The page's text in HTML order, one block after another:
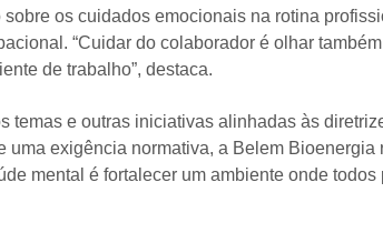
os cuidados emocionais na rotina
“Cuidar do colaborador é olhar
de trabalho”, destaca.
temas e outras iniciativas alinhadas às
exigência normativa, a Belem
mental é fortalecer um ambiente onde